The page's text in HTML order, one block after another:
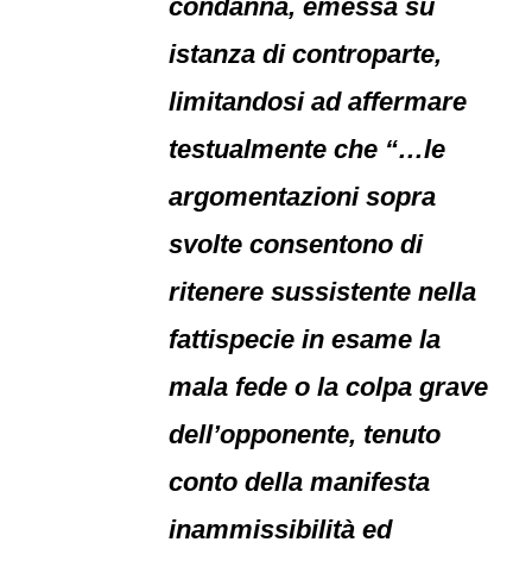
condanna, emessa su
istanza di controparte,
limitandosi ad affermare
testualmente che “…le
argomentazioni sopra
svolte consentono di
ritenere sussistente nella
fattispecie in esame la
mala fede o la colpa grave
dell’opponente, tenuto
conto della manifesta
inammissibilità ed